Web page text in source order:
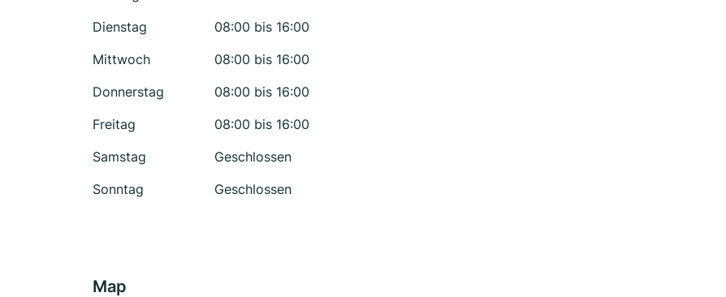
Dienstag
08:00 bis 16:00
Mittwoch
08:00 bis 16:00
Donnerstag
08:00 bis 16:00
Freitag
08:00 bis 16:00
Samstag
Geschlossen
Sonntag
Geschlossen
Map